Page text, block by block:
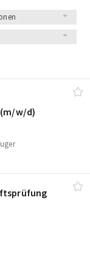
​w/​d)